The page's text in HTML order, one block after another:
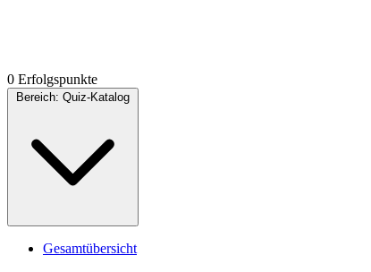
0 Erfolgspunkte
Bereich: Quiz-Katalog
Gesamtübersicht